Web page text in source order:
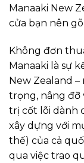
Manaaki New
cửa bạn nên gõ.
Không đơn
Manaaki là sự
New Zealand
trọng, nâng đỡ
trị cốt lõi dành
xây dựng với
thế) của cả
qua việc trao